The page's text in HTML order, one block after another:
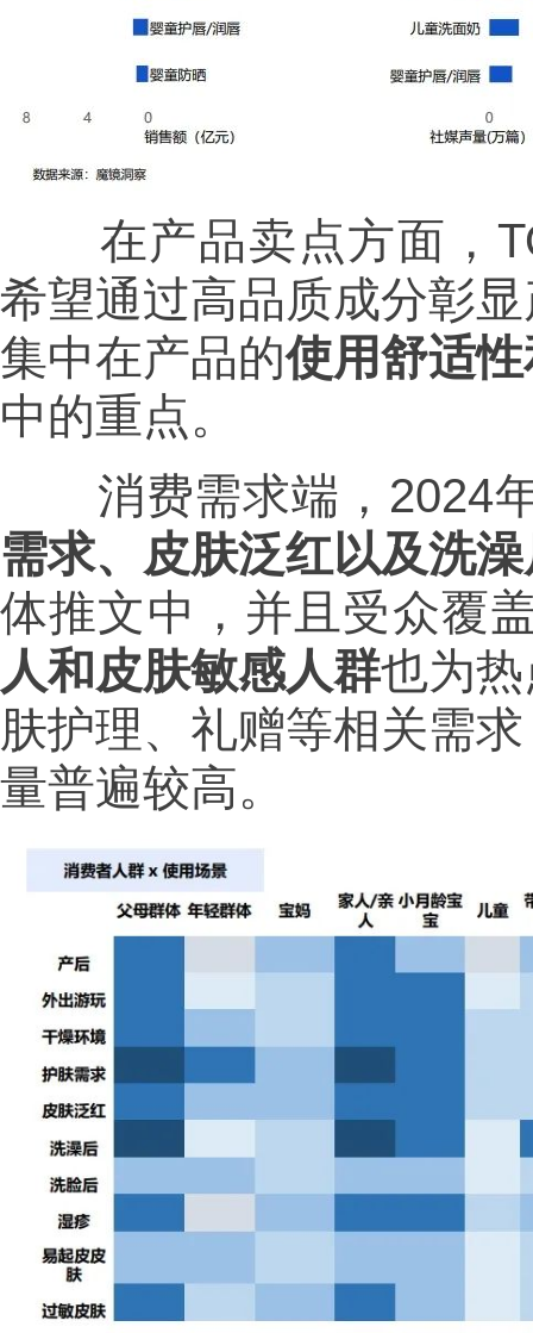
在产品卖点方面，
希望通过高品质成分彰
集中在产品的使用舒适
中的重点。
消费需求端，2024年
需求、皮肤泛红以及洗
体推文中，并且受众覆
人和皮肤敏感人群也为
肤护理、礼赠等相关需
量普遍较高。